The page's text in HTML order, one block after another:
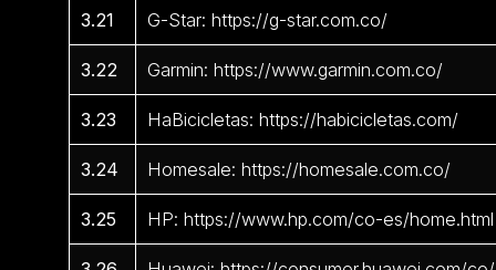
3.21 G-Star: https://g-star.com.co/
3.22 Garmin: https://www.garmin.com.co/
3.23 HaBicicletas: https://habicicletas.com/
3.24 Homesale: https://homesale.com.co/
3.25 HP: https://www.hp.com/co-es/home.html